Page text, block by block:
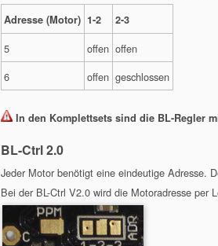
Adresse (Motor) 1-2 2-3
5 offen offen
6
offen geschlossen
In den Komplettsets sind die BL-Regler
BL-Ctrl 2.0
Jeder Motor benötigt eine eindeutige Adresse.
Bei der BL-Ctrl V2.0 wird die Motoradresse per